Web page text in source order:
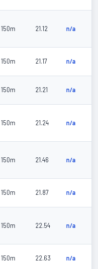
150m 21.12 n/a
150m 21.17 n/a
150m 21.21 n/a
150m 21.24 n/a
150m 21.46 n/a
150m 21.87 n/a
150m 22.54 n/a
150m 22.63 n/a